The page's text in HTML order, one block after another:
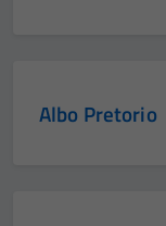
Albo Pretorio